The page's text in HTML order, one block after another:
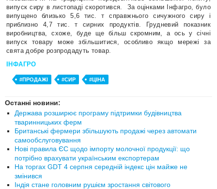
випуск сиру в листопаді скоротився.
За оцінками Інфагро, було
випущено близько 5,6 тис. т справжнього сичужного сиру і
приблизно 4,7 тис. т сирних продуктів. Грудневий показник
виробництва, схоже, буде ще більш скромним, а ось у січні
випуск товару може збільшитися, особливо якщо мережі за
свята добре розпродадуть товар.
ІНФАГРО
#ПРОДАЖІ #СИР #ЦІНА
Останні новини:
Держава розширює програму підтримки будівництва
тваринницьких ферм
Британські фермери збільшують продажі через автомати
самообслуговування
Нові правила ЄС щодо імпорту молочної продукції: що
потрібно врахувати українським експортерам
На торгах GDT 4 серпня середній індекс цін майже не
змінився
Індія стане головним рушієм зростання світового